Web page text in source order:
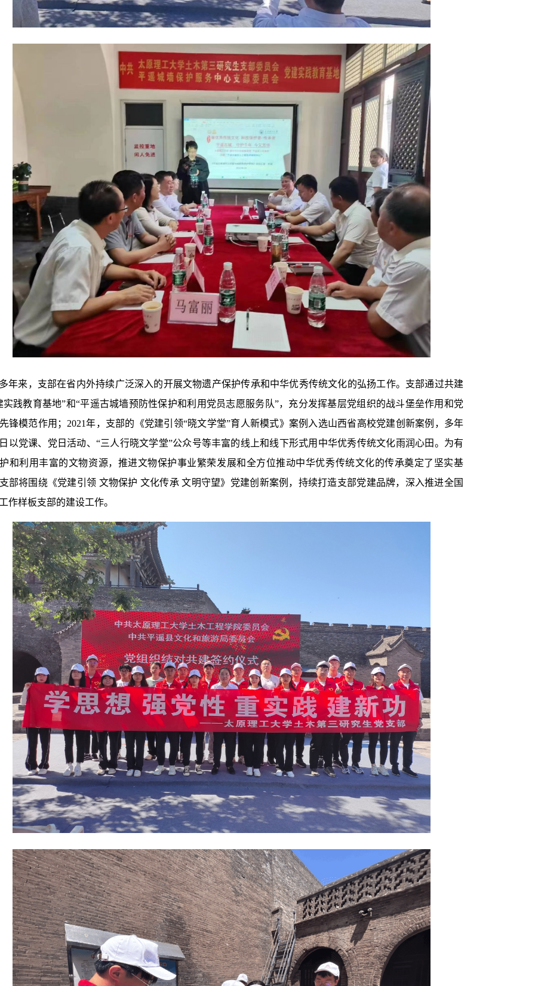
年来，支部在省内外持续广泛深入的开展文物遗产保护传承和中华优秀传统文化的弘扬工作。支部通过共建
实践教育基地”和“平遥古城墙预防性保护和利用党员志愿服务队”，充分发挥基层党组织的战斗堡垒作用和党
锋模范作用；2021年，支部的《党建引领“晓文学堂”育人新模式》案例入选山西省高校党建创新案例，多年
以党课、党日活动、“三人行晓文学堂”公众号等丰富的线上和线下形式用中华优秀传统文化雨润心田。为有
和利用丰富的文物资源，推进文物保护事业繁荣发展和全方位推动中华优秀传统文化的传承奠定了坚实基
部将围绕《党建引领 文物保护 文化传承 文明守望》党建创新案例，持续打造支部党建品牌，深入推进全国
作样板支部的建设工作。